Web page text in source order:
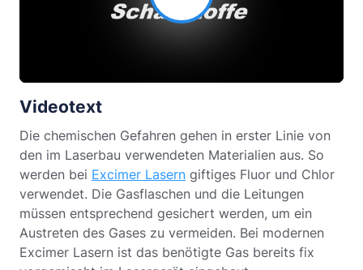
Video
abspielen
Videotext
Die chemischen Gefahren gehen in erster Linie von
den im Laserbau verwendeten Materialien aus. So
werden bei Excimer Lasern giftiges Fluor und Chlor
verwendet. Die Gasflaschen und die Leitungen
müssen entsprechend gesichert werden, um ein
Austreten des Gases zu vermeiden. Bei modernen
Excimer Lasern ist das benötigte Gas bereits fix